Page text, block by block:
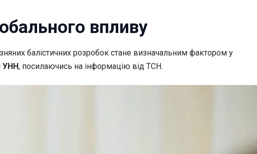
впливу
балістичних розробок стане визначальним фактором у
УНН, посилаючись на інформацію від ТСН.